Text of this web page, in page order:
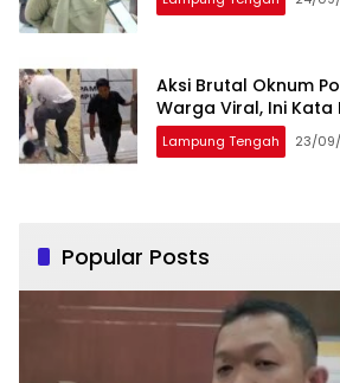
Aksi Brutal Oknum
Warga Viral, Ini
Lampung Tengah 23/
Popular Posts